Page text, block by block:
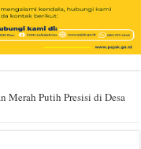
Merah Putih Presisi di Desa